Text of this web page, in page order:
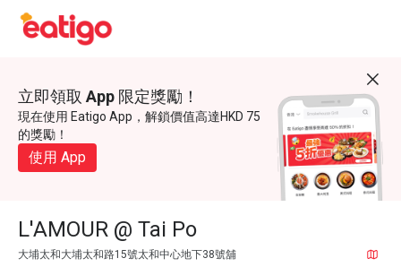
立即領取 App 限定獎勵！
現在使用 Eatigo App，解鎖價值高達HKD 75
的獎勵！
使用 App
L'AMOUR @ Tai Po
大埔太和大埔太和路15號太和中心地下38號舖